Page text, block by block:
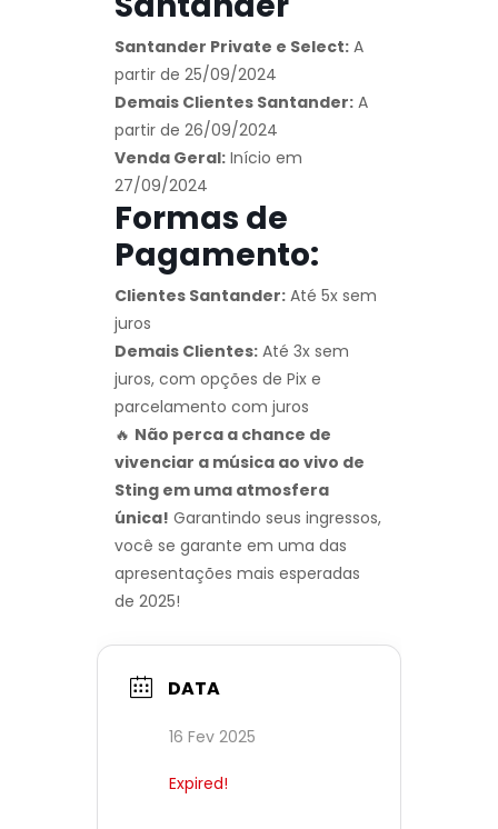
Santander Private e Select: A
partir de 25/09/2024
Demais Clientes Santander: A
partir de 26/09/2024
Venda Geral: Início em
27/09/2024
Formas de
Pagamento:
Clientes Santander: Até 5x sem
juros
Demais Clientes: Até 3x sem
juros, com opções de Pix e
parcelamento com juros
🔥 Não perca a chance de
vivenciar a música ao vivo de
Sting em uma atmosfera
única! Garantindo seus ingressos,
você se garante em uma das
apresentações mais esperadas
de 2025!
DATA
16 Fev 2025
Expired!